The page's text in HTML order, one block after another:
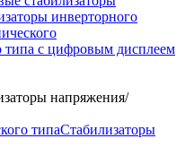
инверторного
типа с цифровым дисплеем
напряжения/
типаСтабилизаторы